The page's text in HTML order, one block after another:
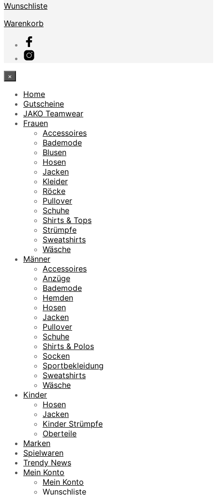
Wunschliste
Warenkorb
×
Home
Gutscheine
JAKO Teamwear
Frauen
Accessoires
Bademode
Blusen
Hosen
Jacken
Kleider
Röcke
Pullover
Schuhe
Shirts & Tops
Strümpfe
Sweatshirts
Wäsche
Männer
Accessoires
Anzüge
Bademode
Hemden
Hosen
Jacken
Pullover
Schuhe
Shirts & Polos
Socken
Sportbekleidung
Sweatshirts
Wäsche
Kinder
Hosen
Jacken
Kinder Strümpfe
Oberteile
Marken
Spielwaren
Trendy News
Mein Konto
Mein Konto
Wunschliste